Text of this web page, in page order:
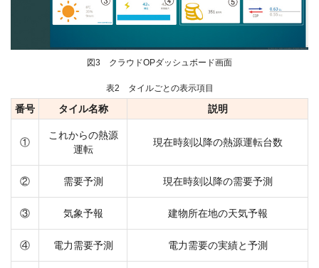
図3 クラウドOPダッシュボード画面
表2 タイルごとの表示項目
番号 タイル名称 説明
①
これからの熱源
運転
現在時刻以降の熱源運転台数
② 需要予測 現在時刻以降の需要予測
③ 気象予報 建物所在地の天気予報
④ 電力需要予測 電力需要の実績と予測